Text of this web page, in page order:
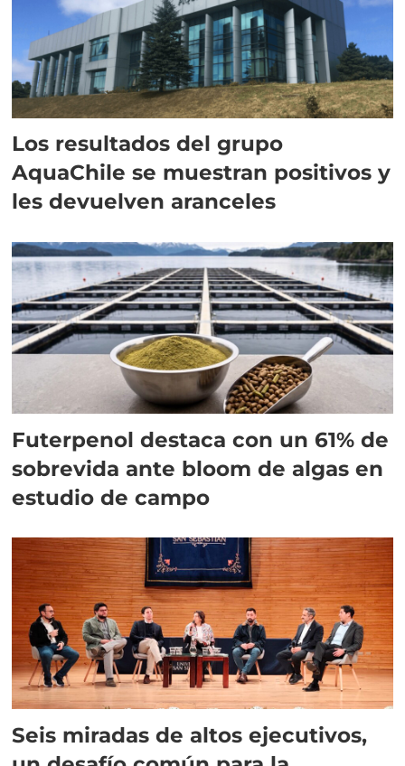
Los resultados del grupo
AquaChile se muestran positivos y
les devuelven aranceles
Futerpenol destaca con un 61% de
sobrevida ante bloom de algas en
estudio de campo
Seis miradas de altos ejecutivos,